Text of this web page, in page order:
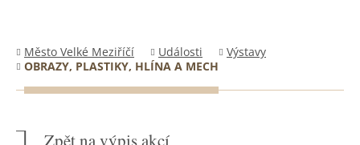
Město Velké Meziříčí Události
Výstavy
OBRAZY, PLASTIKY, HLÍNA A MECH
Zpět na výpis akcí